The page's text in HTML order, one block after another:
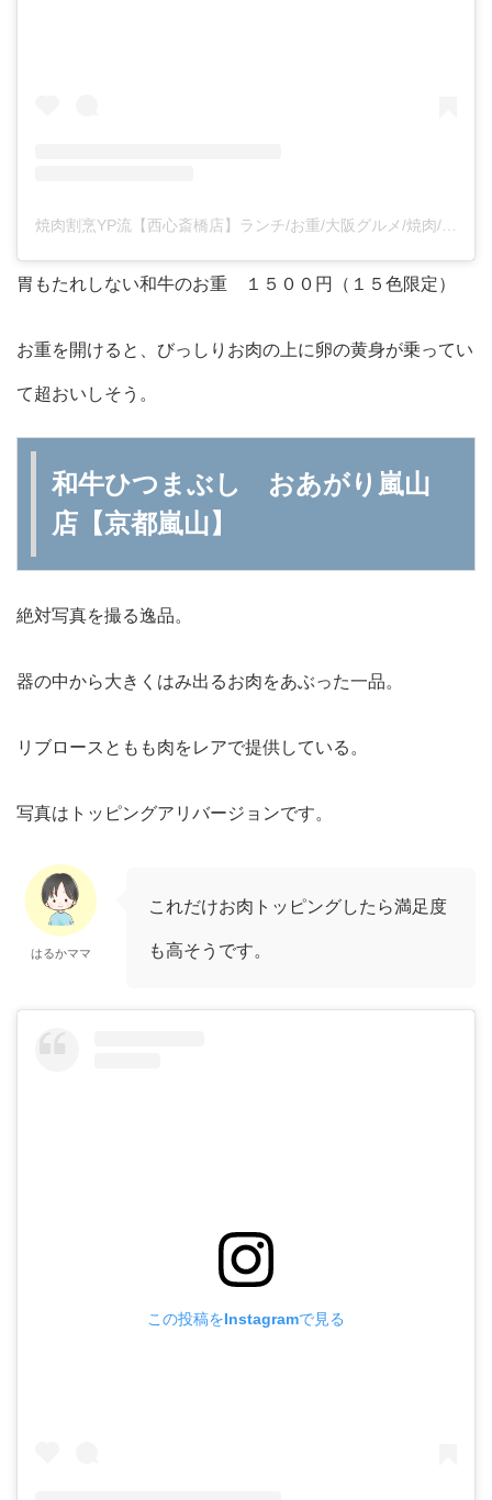
胃もたれしない和牛のお重 １５００円（１５色限定）
お重を開けると、びっしりお肉の上に卵の黄身が乗ってい
て超おいしそう。
和牛ひつまぶし おあがり嵐山
店【京都嵐山】
絶対写真を撮る逸品。
器の中から大きくはみ出るお肉をあぶった一品。
リブロースともも肉をレアで提供している。
写真はトッピングアリバージョンです。
はるかママ
これだけお肉トッピングしたら満足度
も高そうです。
この投稿をInstagramで見る